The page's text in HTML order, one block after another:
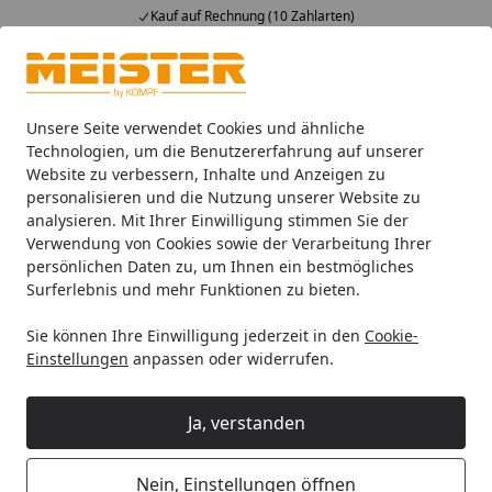
Unsere Seite verwendet Cookies und ähnliche
Technologien, um die Benutzererfahrung auf unserer
Website zu verbessern, Inhalte und Anzeigen zu
personalisieren und die Nutzung unserer Website zu
analysieren. Mit Ihrer Einwilligung stimmen Sie der
Verwendung von Cookies sowie der Verarbeitung Ihrer
persönlichen Daten zu, um Ihnen ein bestmögliches
Surferlebnis und mehr Funktionen zu bieten.
Sie können Ihre Einwilligung jederzeit in den Cookie-
Einstellungen anpassen oder widerrufen.
Ja, verstanden
Nein, Einstellungen öffnen
Kauf auf Rechnung (10 Zahlarten)
Alle Produkte
Mein Konto
Suchen
Startseite
Leisten Fußleisten Meister Dekorgleiche Fussleisten
MEISTER Fussleiste Profil 3 PK EH
Eiche graubraun 1274 - 2380 mm